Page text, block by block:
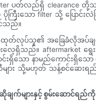
filter ပတ်လည်ရှိ
ြီးသော filter သို့ ပြောင်း
သည်။
ကို ထုတ်လုပ်သူ၏ အခြေခံလိုအပ်
ရှိသည်။ aftermarket ရွေ
းရှိသော နာမည်ကောင်းရှိသ
ား သို့မဟုတ် သန့်စင်ဆေးရ
ဆိုချက်များနှင့် စွမ်းဆောင်